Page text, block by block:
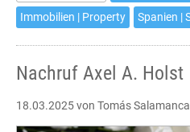
Immobilien | Property
Spanien |
Nachruf Axel A. Holst
18.03.2025von Tomás